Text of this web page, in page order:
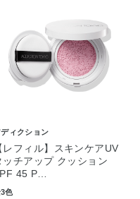
ディクション
レフィル】スキンケアUV
ッチアップ クッション
45 P…
色